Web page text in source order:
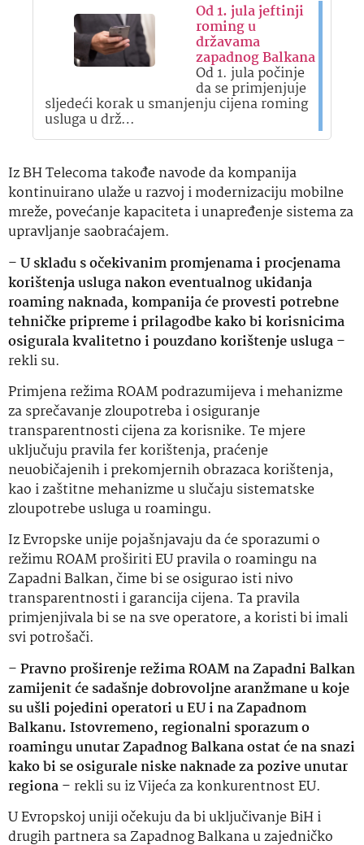
Od 1. jula jeftinji
roming u
državama
zapadnog Balkana
Od 1. jula počinje
da se primjenjuje
sljedeći korak u smanjenju cijena roming
usluga u drž…
Iz BH Telecoma takođe navode da kompanija
kontinuirano ulaže u razvoj i modernizaciju mobilne
mreže, povećanje kapaciteta i unapređenje sistema za
upravljanje saobraćajem.
–U skladu s očekivanim promjenama i procjenama
korištenja usluga nakon eventualnog ukidanja
roaming naknada, kompanija će provesti potrebne
tehničke pripreme i prilagodbe kako bi korisnicima
osigurala kvalitetno i pouzdano korištenje usluga–
rekli su.
Primjena režima ROAM podrazumijeva i mehanizme
za sprečavanje zloupotreba i osiguranje
transparentnosti cijena za korisnike. Te mjere
uključuju pravila fer korištenja, praćenje
neuobičajenih i prekomjernih obrazaca korištenja,
kao i zaštitne mehanizme u slučaju sistematske
zloupotrebe usluga u roamingu.
Iz Evropske unije pojašnjavaju da će sporazumi o
režimu ROAM proširiti EU pravila o roamingu na
Zapadni Balkan, čime bi se osigurao isti nivo
transparentnosti i garancija cijena. Ta pravila
primjenjivala bi se na sve operatore, a koristi bi imali
svi potrošači.
–Pravno proširenje režima ROAM na Zapadni Balkan
zamijenit će sadašnje dobrovoljne aranžmane u koje
su ušli pojedini operatori u EU i na Zapadnom
Balkanu. Istovremeno, regionalni sporazum o
roamingu unutar Zapadnog Balkana ostat će na snazi
kako bi se osigurale niske naknade za pozive unutar
regiona– rekli su iz Vijeća za konkurentnost EU.
U Evropskoj uniji očekuju da bi uključivanje BiH i
drugih partnera sa Zapadnog Balkana u zajedničko